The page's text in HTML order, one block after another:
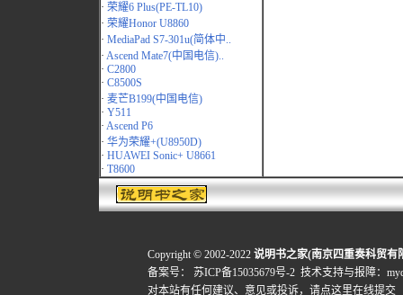
· 荣耀6 Plus(PE-TL10)
· 荣耀Honor U8860
· MediaPad S7-301u(简体中..
· Ascend Mate7(中国电信)..
· C2800
· C8500S
· 麦芒B199(中国电信)
· Y511
· Ascend P6
· 华为荣耀+(U8950D)
· HUAWEI Sonic+ U8661
· T8600
Copyright © 2002-2022 说明书之家(南京四重奏科贸有
备案号：
苏ICP备15035679号-2 技术支持与报障：
对本站有任何建议、意见或投诉， 请点这里在线提交